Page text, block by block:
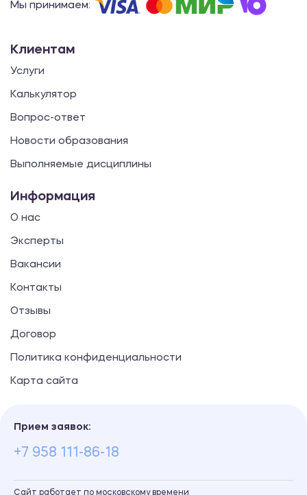
Мы принимаем:
Клиентам
Услуги
Калькулятор
Вопрос-ответ
Новости образования
Выполняемые дисциплины
Информация
О нас
Эксперты
Вакансии
Контакты
Отзывы
Договор
Политика конфиденциальности
Карта сайта
Прием заявок:
+7 958 111-86-18
Сайт работает по московскому времени